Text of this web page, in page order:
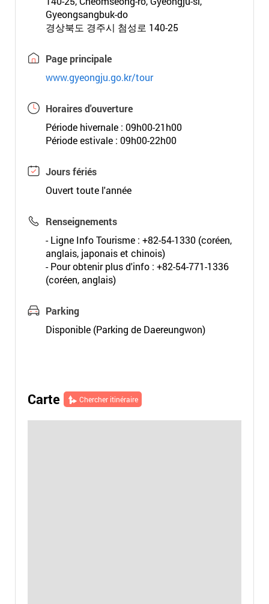
Gyeongsangbuk-do
경상북도 경주시 첨성로 140-25
Page principale
www.gyeongju.go.kr/tour
Horaires d'ouverture
Période hivernale : 09h00-21h00
Période estivale : 09h00-22h00
Jours fériés
Ouvert toute l'année
Renseignements
- Ligne Info Tourisme : +82-54-1330 (coréen,
anglais, japonais et chinois)
- Pour obtenir plus d'info : +82-54-771-1336
(coréen, anglais)
Parking
Disponible (Parking de Daereungwon)
Carte Chercher itinéraire